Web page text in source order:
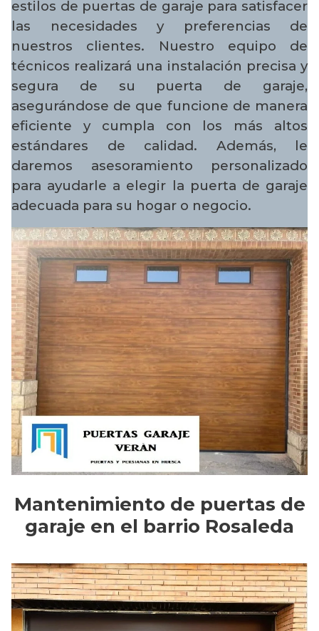
estilos de puertas de garaje para satisfacer
las necesidades y preferencias de
nuestros clientes. Nuestro equipo de
técnicos realizará una instalación precisa y
segura de su puerta de garaje,
asegurándose de que funcione de manera
eficiente y cumpla con los más altos
estándares de calidad. Además, le
daremos asesoramiento personalizado
para ayudarle a elegir la puerta de garaje
adecuada para su hogar o negocio.
Mantenimiento de puertas de
garaje en el barrio Rosaleda